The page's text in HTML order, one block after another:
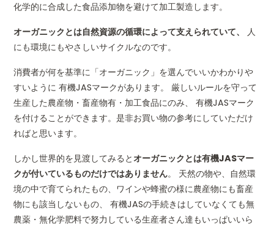
化学的に合成した食品添加物を避けて加工製造します。
オーガニックとは自然資源の循環によって支えられていて、
人
にも環境にもやさしいサイクルなのです。
消費者が何を基準に「オーガニック」を選んでいいかわかりや
すいように 有機JASマークがあります。 厳しいルールを守って
生産した農産物・畜産物有・加工食品にのみ、 有機JASマーク
を付けることができます。是非お買い物の参考にしていただけ
ればと思います。
しかし世界的を見渡してみるとオーガニックとは有機JASマー
クが付いているものだけではありません。 天然の物や、自然環
境の中で育てられたもの、ワインや蜂蜜の様に農産物にも畜産
物にも該当しないもの、 有機JASの手続きはしていなくても無
農薬・無化学肥料で努力している生産者さん達もいっぱいいら